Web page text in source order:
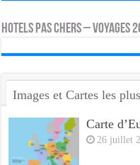
HOTELS PAS CHERS – VOYAGES
Images et Cartes les
Carte
26 juillet